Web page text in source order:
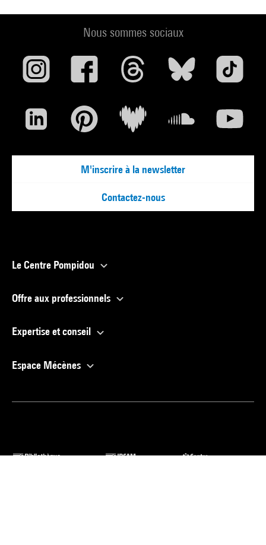
Nous sommes sociaux
M'inscrire à la newsletter
Contactez-nous
Le Centre Pompidou
Offre aux professionnels
Expertise et conseil
Espace Mécènes